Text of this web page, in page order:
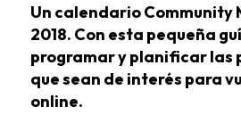
Un calendario Community
2018. Con esta pequeña
programar y planificar las
que sean de interés para
online.